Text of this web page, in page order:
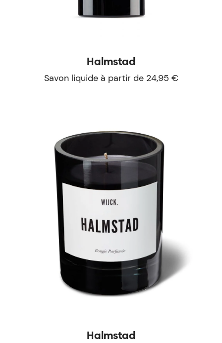
Halmstad
Savon liquide à partir de 24,95 €
Halmstad